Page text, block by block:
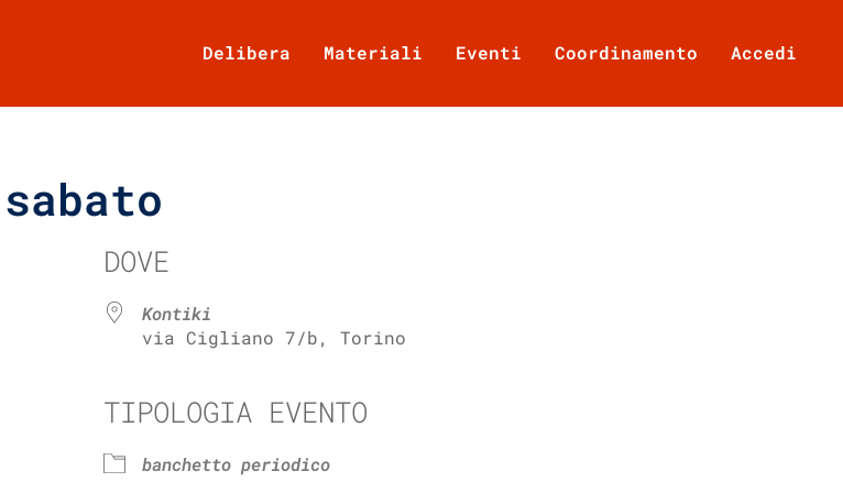
Delibera Materiali Eventi Coordinamento Accedi
iCalendar
DOVE
Kontiki
via Cigliano 7/b, Torino
TIPOLOGIA EVENTO
banchetto periodico